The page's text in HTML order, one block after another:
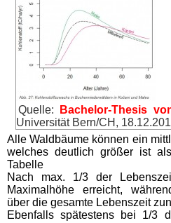
Quelle: Bachelor-Thesis
Universität Bern/CH,
Alle Waldbäume können ein
welches deutlich größer ist
Tabelle
Nach max. 1/3 der
Maximalhöhe erreicht,
über die gesamte Lebenszeit
Ebenfalls spätestens bei 1/3